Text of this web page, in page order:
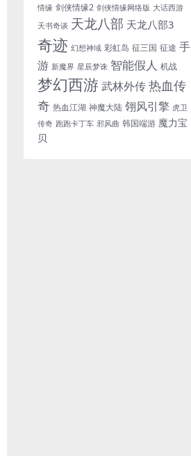
情缘 剑侠情缘2 剑侠情缘网络版 大话西游
天书奇谈 天龙八部 天龙八部3
奇迹 幻想神域 彩虹岛 征三国 征途 手
游 新魔界 星辰梦诛 智能假人 机战
梦幻西游 武林外传热血传
奇 热血江湖 神魔大陆 翎风引擎 虎卫
传奇 跑跑卡丁车 邪风曲 韩国端游 魔力宝
贝